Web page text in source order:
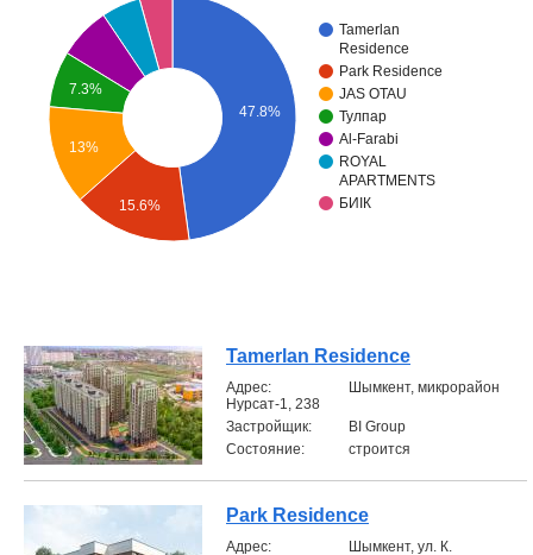
Агентства
Объявления
Кабинет
Tamerlan
Residence
Park Residence
JAS OTAU
Тулпар
Al-Farabi
ROYAL
APARTMENTS
БИIК
47.8%
7.3%
13%
15.6%
Tamerlan Residence
Aдрес:
Шымкент, микрорайон
Нурсат-1, 238
Застройщик:
BI Group
Состояние:
строится
Park Residence
Aдрес:
Шымкент, ул. К.